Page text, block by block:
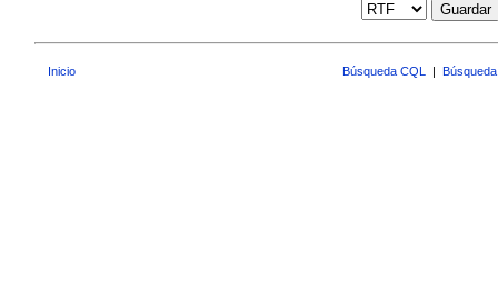
Guardar
Inicio Búsqueda CQL